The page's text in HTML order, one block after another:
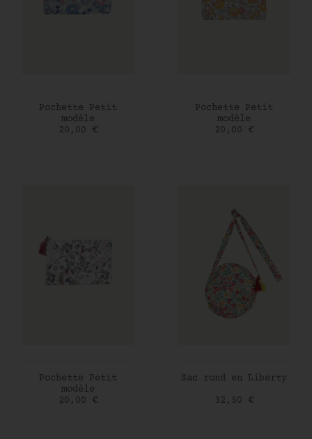
AJOUTER AU PANIER
Pochette Petit
modèle
Prix
20,00 €
AJOUTER AU PANIER
Pochette Petit
modèle
Prix
20,00 €
AJOUTER AU PANIER
Pochette Petit
modèle
Prix
20,00 €
AJOUTER AU PANIER
Sac rond en Liberty
Prix
32,50 €